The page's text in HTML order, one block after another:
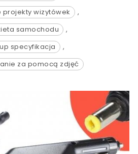
projekty wizytówek
,
samochodu
,
specyfikacja
,
za pomocą zdjęć